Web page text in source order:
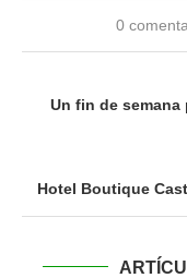
0
Un fin de semana
Hotel Boutique